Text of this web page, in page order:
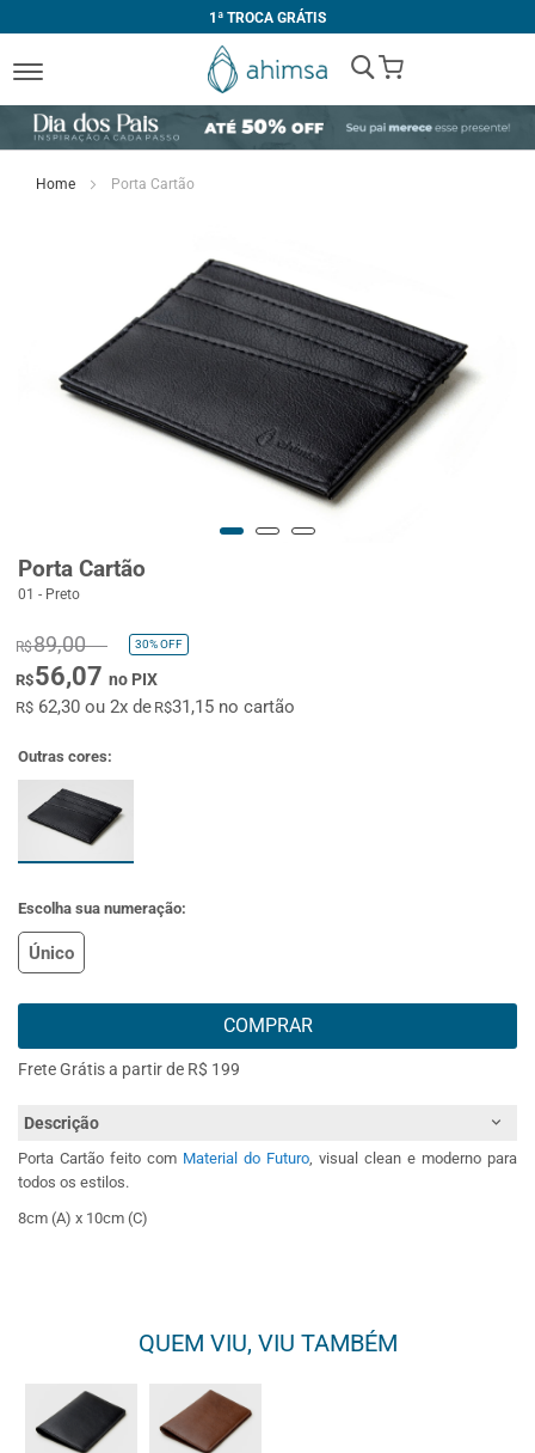
1ª TROCA GRÁTIS
My Cart
Home Porta Cartão
Porta Cartão
01 - Preto
R$89,00 30%OFF
R$56,07 no PIX
R$ 62,30 ou 2x deR$31,15 no cartão
Outras cores:
Escolha sua numeração:
Único
COMPRAR
Frete Grátis a partir de R$ 199
Descrição
Porta Cartão feito com Material do Futuro , visual clean e moderno para
todos os estilos.
8cm (A) x 10cm (C)
QUEM VIU, VIU TAMBÉM